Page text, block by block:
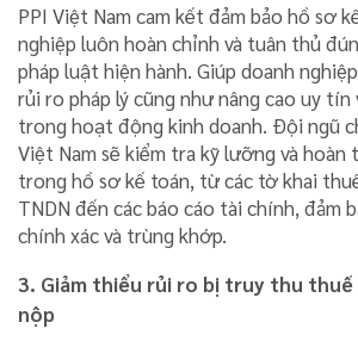
PPI Việt Nam cam kết đảm bảo hồ sơ
nghiệp luôn hoàn chỉnh và tuân thủ
pháp luật hiện hành. Giúp doanh
rủi ro pháp lý cũng như nâng cao uy tín
trong hoạt động kinh doanh. Đội ngũ
Việt Nam sẽ kiểm tra kỹ lưỡng và
trong hồ sơ kế toán, từ các tờ khai
TNDN đến các báo cáo tài chính, đảm
chính xác và trùng khớp.
3. Giảm thiểu rủi ro bị truy thu thuế
nộp